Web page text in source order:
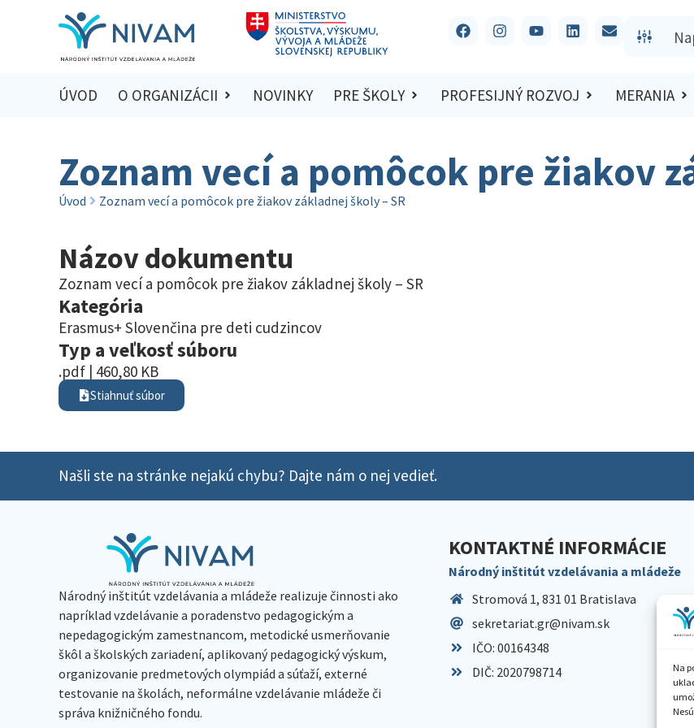
Na
ÚVOD O ORGANIZÁCII NOVINKY PRE ŠKOLY PROFESIJNÝ ROZVOJ MERANIA
Zoznam vecí a pomôcok pre žiakov
Úvod Zoznam vecí a pomôcok pre žiakov základnej školy – SR
Názov dokumentu
Zoznam vecí a pomôcok pre žiakov základnej školy – SR
Kategória
Erasmus+ Slovenčina pre deti cudzincov
Typ a veľkosť súboru
.pdf | 460,80 KB
Stiahnuť súbor
Našli ste na stránke nejakú chybu? Dajte nám o nej vedieť.
Národný inštitút vzdelávania a mládeže realizuje činnosti ako
napríklad vzdelávanie a poradenstvo pedagogickým a
nepedagogickým zamestnancom, metodické usmerňovanie
škôl a školských zariadení, aplikovaný pedagogický výskum,
organizovanie predmetových olympiád a súťaží, externé
testovanie na školách, neformálne vzdelávanie mládeže či
správa knižničného fondu.
KONTAKTNÉ INFORMÁCIE
Národný inštitút vzdelávania a mládeže
Stromová 1, 831 01 Bratislava
sekretariat.gr@nivam.sk
IČO: 00164348
DIČ: 2020798714